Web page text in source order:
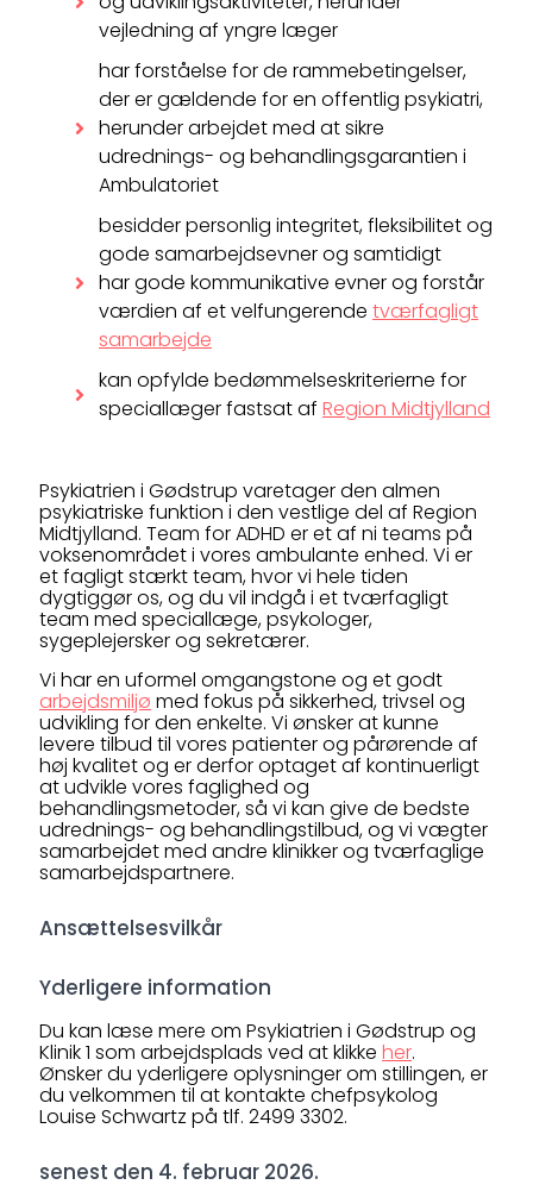
vejledning af yngre læger
har forståelse for de rammebetingelser,
der er gældende for en offentlig psykiatri,
herunder arbejdet med at sikre
udrednings- og behandlingsgarantien i
Ambulatoriet
besidder personlig integritet, fleksibilitet og
gode samarbejdsevner og samtidigt
har gode kommunikative evner og forstår
værdien af et velfungerende tværfagligt
samarbejde
kan opfylde bedømmelseskriterierne for
speciallæger fastsat af Region Midtjylland
Psykiatrien i Gødstrup varetager den almen
psykiatriske funktion i den vestlige del af Region
Midtjylland. Team for ADHD er et af ni teams på
voksenområdet i vores ambulante enhed. Vi er
et fagligt stærkt team, hvor vi hele tiden
dygtiggør os, og du vil indgå i et tværfagligt
team med speciallæge, psykologer,
sygeplejersker og sekretærer.
Vi har en uformel omgangstone og et godt
arbejdsmiljø med fokus på sikkerhed, trivsel og
udvikling for den enkelte. Vi ønsker at kunne
levere tilbud til vores patienter og pårørende af
høj kvalitet og er derfor optaget af kontinuerligt
at udvikle vores faglighed og
behandlingsmetoder, så vi kan give de bedste
udrednings- og behandlingstilbud, og vi vægter
samarbejdet med andre klinikker og tværfaglige
samarbejdspartnere.
Ansættelsesvilkår
Yderligere information
Du kan læse mere om Psykiatrien i Gødstrup og
Klinik 1 som arbejdsplads ved at klikke her.
Ønsker du yderligere oplysninger om stillingen, er
du velkommen til at kontakte chefpsykolog
Louise Schwartz på tlf. 2499 3302.
senest den 4. februar 2026.